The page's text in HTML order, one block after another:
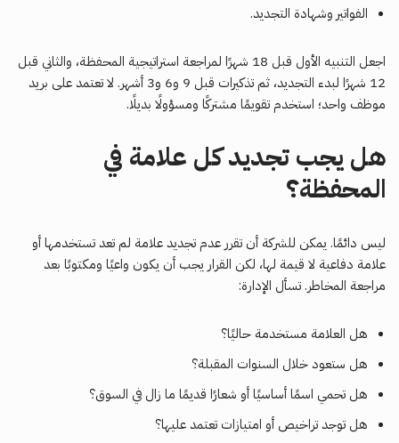
الفواتير وشهادة التجديد.
اجعل التنبيه الأول قبل 18 شهرًا لمراجعة استراتيجية المحفظة، والثاني قبل
12 شهرًا لبدء التجديد، ثم تذكيرات قبل 9 و6 و3 أشهر. لا تعتمد على بريد
موظف واحد؛ استخدم تقويمًا مشتركًا ومسؤولًا بديلًا.
هل يجب تجديد كل علامة في
المحفظة؟
ليس دائمًا. يمكن للشركة أن تقرر عدم تجديد علامة لم تعد تستخدمها أو
علامة دفاعية لا قيمة لها، لكن القرار يجب أن يكون واعيًا ومكتوبًا بعد
مراجعة المخاطر. تسأل الإدارة:
هل العلامة مستخدمة حاليًا؟
هل ستعود خلال السنوات المقبلة؟
هل تحمي اسمًا أساسيًا أو شعارًا قديمًا ما زال في السوق؟
هل توجد تراخيص أو امتيازات تعتمد عليها؟